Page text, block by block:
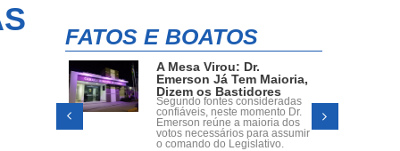
FATOS E BOATOS
ENTRE FATOS E BOATOS:
Máscaras, aeroportos e a
conta que nunca fecha
No fim das contas, fica aquela
sensação difícil de explicar. Mas
quem saiba, dia 28 de Abril ás
19h, alguém explique em uma
tribuna de câmara! Será?